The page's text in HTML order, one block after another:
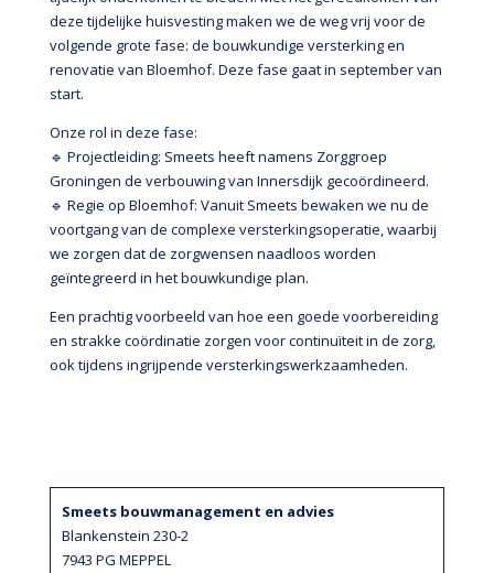
deze tijdelijke huisvesting maken we de weg vrij voor de
volgende grote fase: de bouwkundige versterking en
renovatie van Bloemhof. Deze fase gaat in september van
start.
Onze rol in deze fase:
🔹 Projectleiding: Smeets heeft namens Zorggroep
Groningen de verbouwing van Innersdijk gecoördineerd.
🔹 Regie op Bloemhof: Vanuit Smeets bewaken we nu de
voortgang van de complexe versterkingsoperatie, waarbij
we zorgen dat de zorgwensen naadloos worden
geïntegreerd in het bouwkundige plan.
Een prachtig voorbeeld van hoe een goede voorbereiding
en strakke coördinatie zorgen voor continuïteit in de zorg,
ook tijdens ingrijpende versterkingswerkzaamheden.
Smeets bouwmanagement en advies
Blankenstein 230-2
7943 PG MEPPEL